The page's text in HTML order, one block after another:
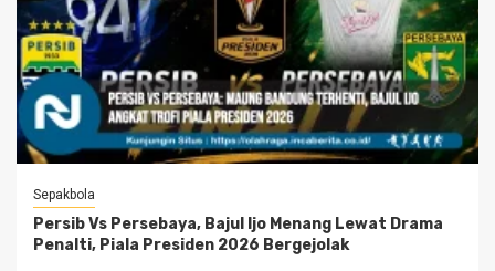
Sepakbola
Persib Vs Persebaya, Bajul Ijo Menang Lewat Drama
Penalti, Piala Presiden 2026 Bergejolak